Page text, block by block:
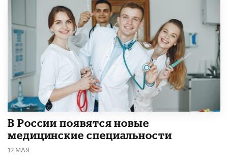
В России появятся новые
медицинские специальности
12 МАЯ